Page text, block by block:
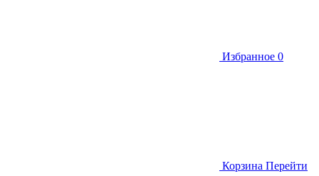
Избранное 0
Корзина Перейти